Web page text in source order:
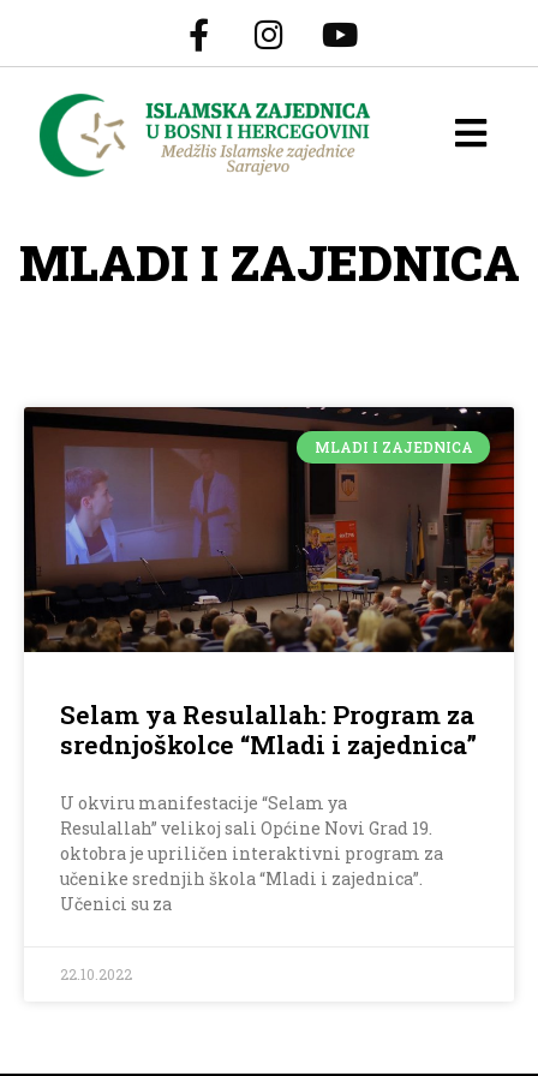
MLADI I ZAJEDNICA
MLADI I ZAJEDNICA
Selam ya Resulallah: Program za
srednjoškolce “Mladi i zajednica”
U okviru manifestacije “Selam ya
Resulallah” velikoj sali Općine Novi Grad 19.
oktobra je upriličen interaktivni program za
učenike srednjih škola “Mladi i zajednica”.
Učenici su za
22.10.2022